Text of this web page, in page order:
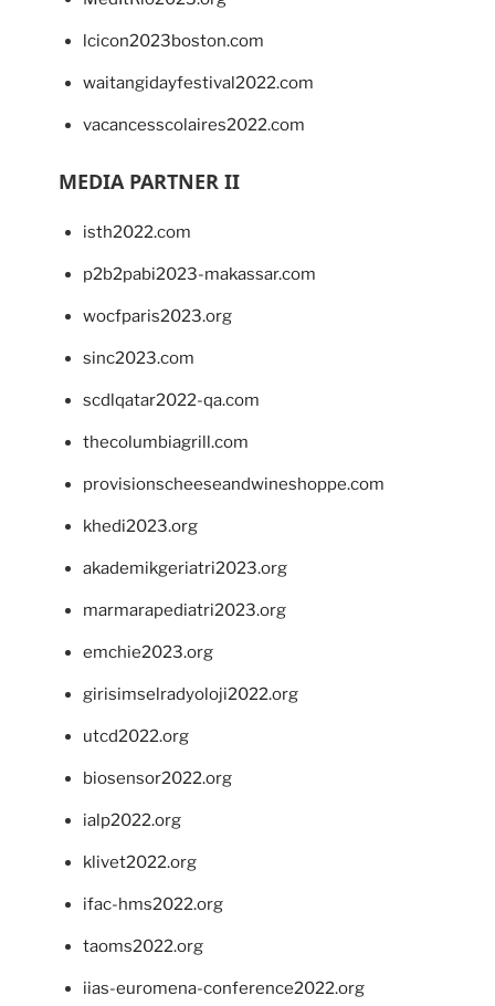
lcicon2023boston.com
waitangidayfestival2022.com
vacancesscolaires2022.com
MEDIA PARTNER II
isth2022.com
p2b2pabi2023-makassar.com
wocfparis2023.org
sinc2023.com
scdlqatar2022-qa.com
thecolumbiagrill.com
provisionscheeseandwineshoppe.com
khedi2023.org
akademikgeriatri2023.org
marmarapediatri2023.org
emchie2023.org
girisimselradyoloji2022.org
utcd2022.org
biosensor2022.org
ialp2022.org
klivet2022.org
ifac-hms2022.org
taoms2022.org
iias-euromena-conference2022.org